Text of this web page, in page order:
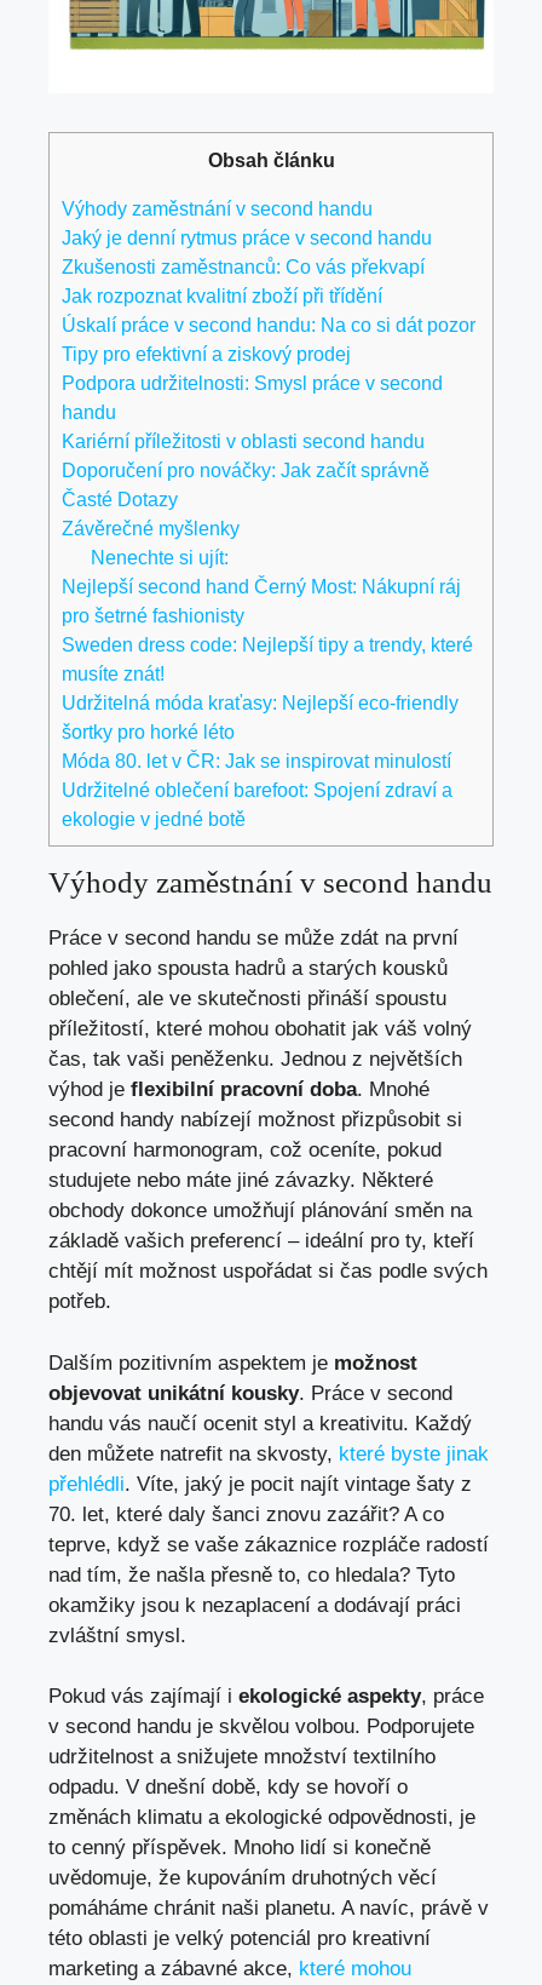
Obsah článku
Výhody zaměstnání v second handu
Jaký je denní rytmus práce v second handu
Zkušenosti zaměstnanců: Co vás překvapí
Jak rozpoznat kvalitní zboží při třídění
Úskalí práce v second handu: Na co si dát pozor
Tipy pro efektivní a ziskový prodej
Podpora udržitelnosti: Smysl práce v second
handu
Kariérní příležitosti v oblasti second handu
Doporučení pro nováčky: Jak začít správně
Časté Dotazy
Závěrečné myšlenky
Nenechte si ujít:
Nejlepší second hand Černý Most: Nákupní ráj
pro šetrné fashionisty
Sweden dress code: Nejlepší tipy a trendy, které
musíte znát!
Udržitelná móda kraťasy: Nejlepší eco-friendly
šortky pro horké léto
Móda 80. let v ČR: Jak se inspirovat minulostí
Udržitelné oblečení barefoot: Spojení zdraví a
ekologie v jedné botě
Výhody zaměstnání v second handu
Práce v second handu se může zdát na první
pohled jako spousta hadrů a starých kousků
oblečení, ale ve skutečnosti přináší spoustu
příležitostí, které mohou obohatit jak váš volný
čas, tak vaši peněženku. Jednou z největších
výhod je flexibilní pracovní doba. Mnohé
second handy nabízejí možnost přizpůsobit si
pracovní harmonogram, což oceníte, pokud
studujete nebo máte jiné závazky. Některé
obchody dokonce umožňují plánování směn na
základě vašich preferencí – ideální pro ty, kteří
chtějí mít možnost uspořádat si čas podle svých
potřeb.
Dalším pozitivním aspektem je možnost
objevovat unikátní kousky. Práce v second
handu vás naučí ocenit styl a kreativitu. Každý
den můžete natrefit na skvosty, které byste jinak
přehlédli. Víte, jaký je pocit najít vintage šaty z
70. let, které daly šanci znovu zazářit? A co
teprve, když se vaše zákaznice rozpláče radostí
nad tím, že našla přesně to, co hledala? Tyto
okamžiky jsou k nezaplacení a dodávají práci
zvláštní smysl.
Pokud vás zajímají i ekologické aspekty, práce
v second handu je skvělou volbou. Podporujete
udržitelnost a snižujete množství textilního
odpadu. V dnešní době, kdy se hovoří o
změnách klimatu a ekologické odpovědnosti, je
to cenný příspěvek. Mnoho lidí si konečně
uvědomuje, že kupováním druhotných věcí
pomáháme chránit naši planetu. A navíc, právě v
této oblasti je velký potenciál pro kreativní
marketing a zábavné akce, které mohou